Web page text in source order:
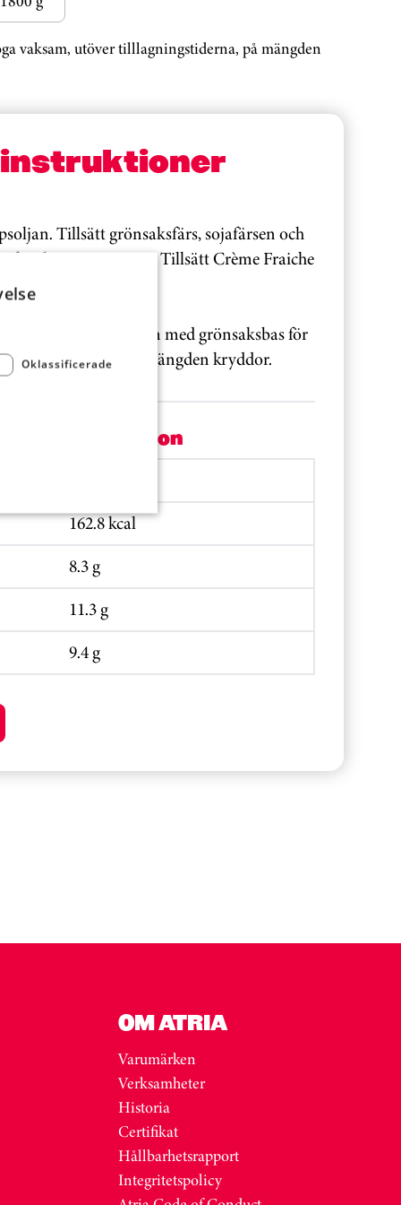
vaksam, utöver tilllagningstiderna, på mängden
Tillsätt grönsaksfärs, sojafärsen och
försiktigt i ca 10 min. Tillsätt Crème Fraiche
nudlar.
att ersätta sojafärsen med grönsaksbas för
Öka då även mängden kryddor.
Per portion
162.8 kcal
8.3 g
11.3 g
9.4 g
OM ATRIA
Varumärken
Verksamheter
Historia
Certifikat
Hållbarhetsrapport
Integritetspolicy
Oklassificerade